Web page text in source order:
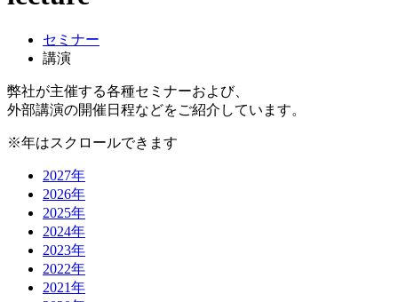
セミナー
講演
弊社が主催する各種セミナーおよび、
外部講演の開催日程などをご紹介しています。
※年はスクロールできます
2027年
2026年
2025年
2024年
2023年
2022年
2021年